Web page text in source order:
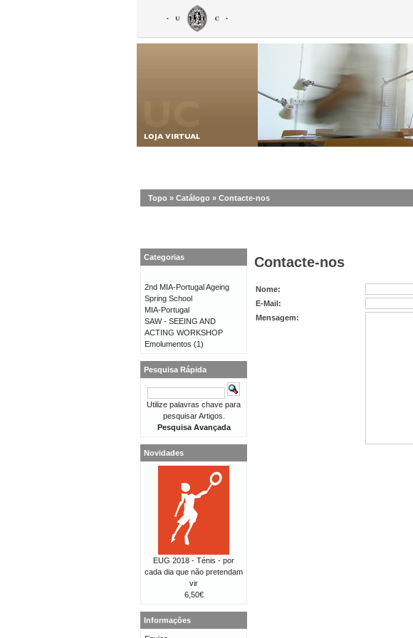
Topo » Catálogo » Contacte-nos
Contacte-nos
Nome:
E-Mail:
Mensagem:
Categorias
2nd MIA-Portugal Ageing
Spring School
MIA-Portugal
SAW - SEEING AND
ACTING WORKSHOP
Emolumentos (1)
Pesquisa Rápida
Utilize palavras chave para
pesquisar Artigos.
Pesquisa Avançada
Novidades
EUG 2018 - Ténis - por
cada dia que não pretendam
vir
6,50€
Informações